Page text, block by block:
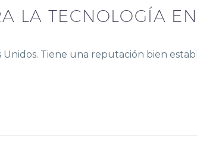
LA TECNOLOGÍA
Unidos. Tiene una reputación bien